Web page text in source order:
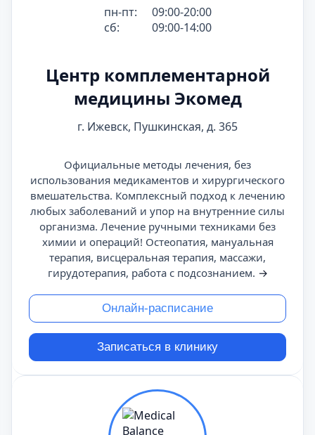
пн-пт:
09:00-20:00
сб:
09:00-14:00
Центр комплементарной
медицины Экомед
г. Ижевск, Пушкинская, д. 365
Официальные методы лечения, без
использования медикаментов и хирургического
вмешательства. Комплексный подход к лечению
любых заболеваний и упор на внутренние силы
организма. Лечение ручными техниками без
химии и операций! Остеопатия, мануальная
терапия, висцеральная терапия, массажи,
гирудотерапия, работа с подсознанием. →
Онлайн-расписание
Записаться в клинику